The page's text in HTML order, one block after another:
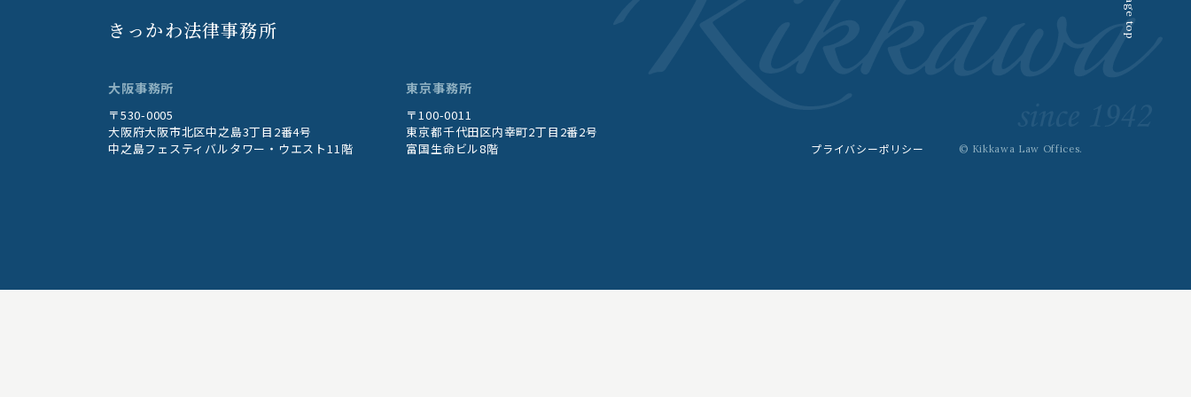
Page top
きっかわ法律事務所
大阪事務所
〒530-0005
大阪府大阪市北区中之島3丁目2番4号
中之島フェスティバルタワー・ウエスト11階
東京事務所
〒100-0011
東京都千代田区内幸町2丁目2番2号
富国生命ビル8階
プライバシーポリシー © Kikkawa Law Offices.